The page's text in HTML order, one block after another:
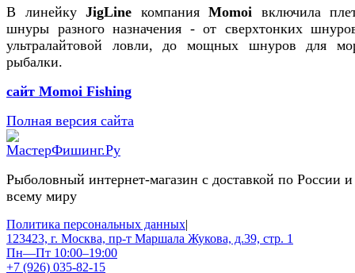
В линейку JigLine компания Momoi включила
шнуры разного назначения - от сверхтонких
ультралайтовой ловли, до мощных шнуров для
рыбалки.
сайт Momoi Fishing
Полная версия сайта
Рыболовный интернет-магазин с доставкой по России и
всему миру
Политика персональных данных|
123423, г. Москва, пр-т Маршала Жукова, д.39, стр. 1
Пн—Пт 10:00–19:00
+7 (926) 035-82-15